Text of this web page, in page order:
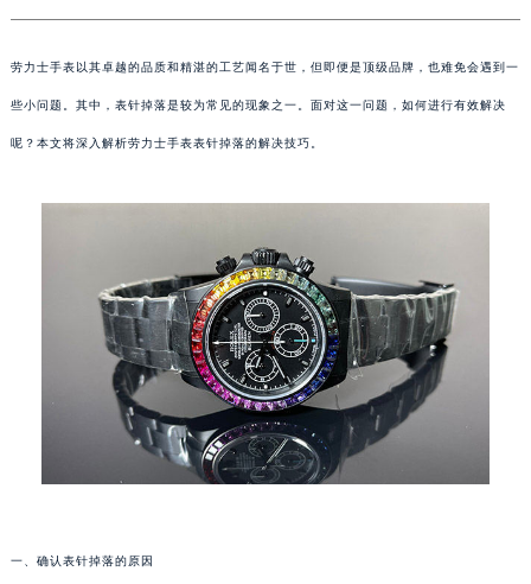
劳力士手表以其卓越的品质和精湛的工艺闻名于世，但即便是顶级品牌，也难免会遇到一
些小问题。其中，表针掉落是较为常见的现象之一。面对这一问题，如何进行有效解决
呢？本文将深入解析劳力士手表表针掉落的解决技巧。
一、确认表针掉落的原因